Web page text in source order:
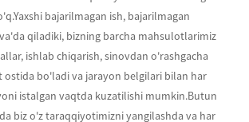
bajarilmagan ish, bajarilmagan
qiladiki, bizning barcha mahsulotlarimiz
ishlab chiqarish, sinovdan o'rashgacha
ostida bo'ladi va jarayon belgilari bilan har
istalgan vaqtda kuzatilishi mumkin.Butun
biz o'z taraqqiyotimizni yangilashda va har